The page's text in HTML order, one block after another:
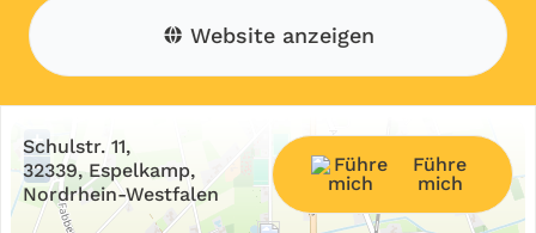
Website anzeigen
+
−
Schulstr. 11,
32339, Espelkamp,
Nordrhein-Westfalen
Führe
mich